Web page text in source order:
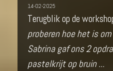
14-02-2025
Terugblik op de
proberen hoe het is
Sabrina gaf ons 2
pastelkrijt op bruin ...